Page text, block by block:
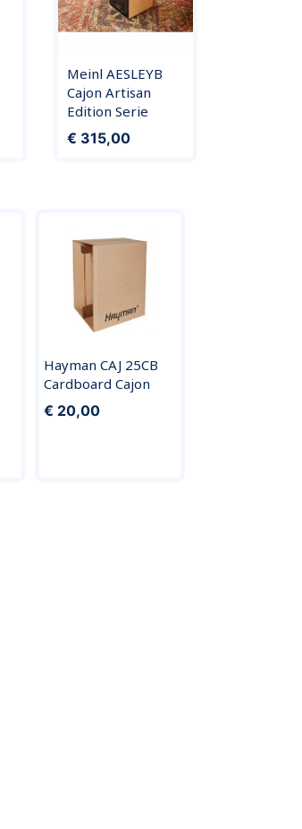
Meinl AESLEYB
Cajon Artisan
Edition Serie
Prijs
€ 315,00
Hayman CAJ 25CB
Cardboard Cajon
€ 20,00